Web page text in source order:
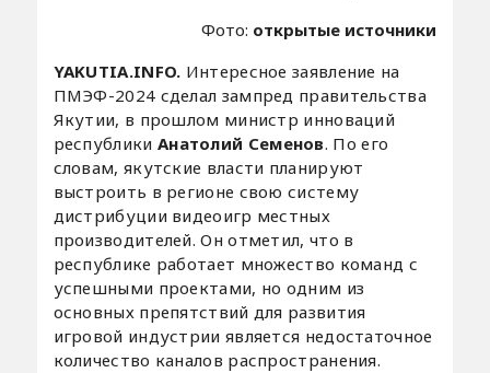
Фото: открытые источники
YAKUTIA.INFO. Интересное заявление на
ПМЭФ-2024 сделал зампред правительства
Якутии, в прошлом министр инноваций
республики Анатолий Семенов. По его
словам, якутские власти планируют
выстроить в регионе свою систему
дистрибуции видеоигр местных
производителей. Он отметил, что в
республике работает множество команд с
успешными проектами, но одним из
основных препятствий для развития
игровой индустрии является недостаточное
количество каналов распространения.